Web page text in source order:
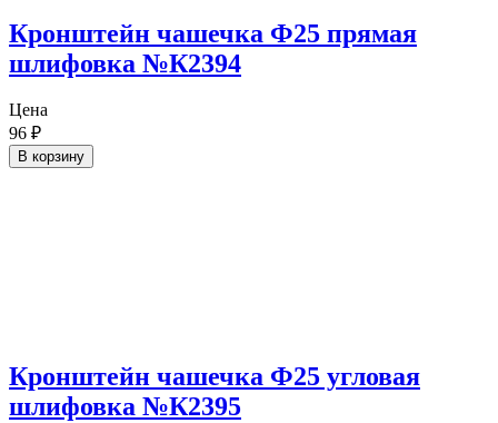
Кронштейн чашечка Ф25 прямая
шлифовка №К2394
Цена
96 ₽
В корзину
Кронштейн чашечка Ф25 угловая
шлифовка №К2395